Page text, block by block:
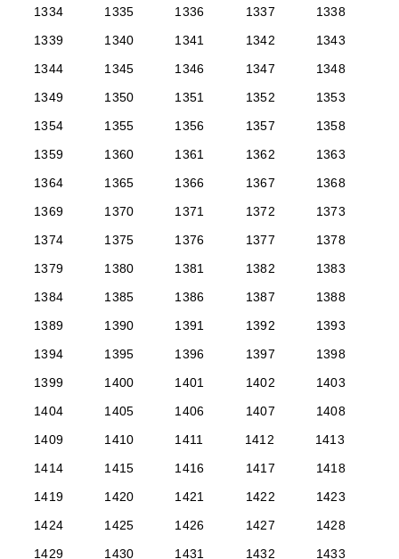
1334
1335 1336 1337
1338
1339
1340 1341 1342
1343
1344
1345 1346 1347
1348
1349
1350 1351 1352
1353
1354
1355 1356 1357
1358
1359
1360 1361 1362
1363
1364
1365 1366 1367
1368
1369
1370 1371 1372
1373
1374
1375 1376 1377
1378
1379
1380 1381 1382
1383
1384
1385 1386 1387
1388
1389
1390 1391 1392
1393
1394
1395 1396 1397
1398
1399
1400 1401 1402
1403
1404
1405 1406 1407
1408
1409
1410 1411 1412
1413
1414
1415 1416 1417
1418
1419
1420 1421 1422
1423
1424
1425 1426 1427
1428
1429
1430 1431 1432 1433